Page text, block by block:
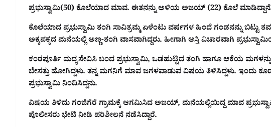
ಪ್ರಭುಸ್ವಾಮಿ(50) ಕೊಲೆಯಾದ ಮಾವ. ಈತನನ್ನು ಅಳಿಯ ಅಜಯ್ (22) ಕೊಲೆ
ಕೊಲೆಯಾದ ಪ್ರಭುಸ್ವಾಮಿ ತಂಗಿ ಸಾವಿತ್ರಮ್ಮ ಏಳೆಂಟು ವರ್ಷಗಳ ಹಿಂದೆ ಗಂಡನನ್ನು ಬಿಟ್ಟು
ಅಕ್ಕಪಕ್ಕದ ಮನೆಯಲ್ಲಿ ಅಣ್ಣ-ತಂಗಿ ವಾಸವಾಗಿದ್ದರು. ಹೀಗಾಗಿ ಆಸ್ತಿ ವಿಚಾರವಾಗಿ
ಕಂಠಪೂರ್ತಿ ಮದ್ಯಸೇವಿಸಿ ಬಂದ ಪ್ರಭುಸ್ವಾಮಿ, ಒಡಹುಟ್ಟಿದ ತಂಗಿ ಹಾಗೂ ಆಕೆಯ ಮಗಳನ್ನು
ಬೇಸತ್ತು ಹೋಗಿದ್ದಳು. ತನ್ನ ಮಗನಿಗೆ ಮಾವ ಜಗಳವಾಡುವ ವಿಷಯ ತಿಳಿಸಿದ್ದಳು. ಇಂದು
ಪ್ರಭುಸ್ವಾಮಿ ನಿಂದಿಸಿದ್ದನು.
ವಿಷಯ ತಿಳಿದು ಗಂಜಿಗೆರೆ ಗ್ರಾಮಕ್ಕೆ ಆಗಮಿಸಿದ ಅಜಯ್, ಮನೆಯಲ್ಲಿಯಿದ್ದ ಮಾವ
ಪೊಲೀಸರು ಭೇಟಿ ನೀಡಿ ಪರಿಶೀಲನೆ ನಡೆಸಿದ್ದಾರೆ.